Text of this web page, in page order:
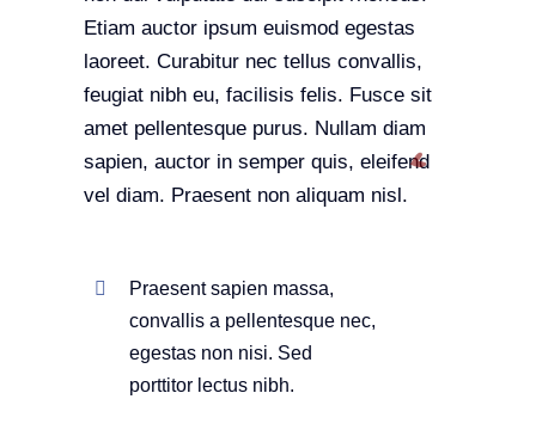
Etiam auctor ipsum euismod egestas
laoreet. Curabitur nec tellus convallis,
feugiat nibh eu, facilisis felis. Fusce sit
amet pellentesque purus. Nullam diam
sapien, auctor in semper quis, eleifend
vel diam. Praesent non aliquam nisl.
Praesent sapien massa,
convallis a pellentesque nec,
egestas non nisi. Sed
porttitor lectus nibh.